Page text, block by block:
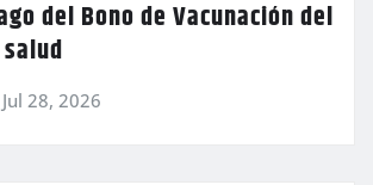
del Bono de Vacunación del
Jul 28, 2026